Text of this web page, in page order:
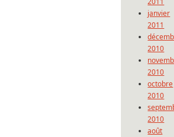
janvier
2011
2010
2010
octobre
2010
2010
août